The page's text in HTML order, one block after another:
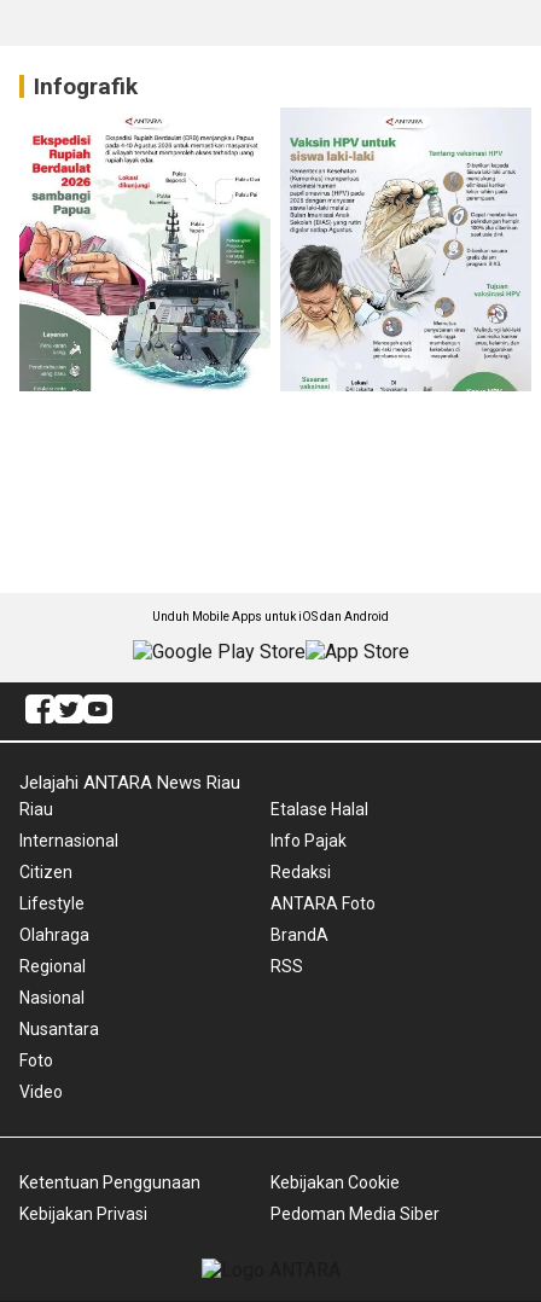
Infografik
Unduh Mobile Apps untuk iOS dan Android
Jelajahi ANTARA News Riau
Riau
Internasional
Citizen
Lifestyle
Olahraga
Regional
Nasional
Nusantara
Foto
Video
Etalase Halal
Info Pajak
Redaksi
ANTARA Foto
BrandA
RSS
Ketentuan Penggunaan
Kebijakan Privasi
Kebijakan Cookie
Pedoman Media Siber